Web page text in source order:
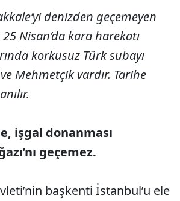
denizden geçemeyen
Nisan’da kara harekatı
korkusuz Türk subayı
Mehmetçik vardır. Tarihe
işgal donanması
geçemez.
başkenti İstanbul’u ele